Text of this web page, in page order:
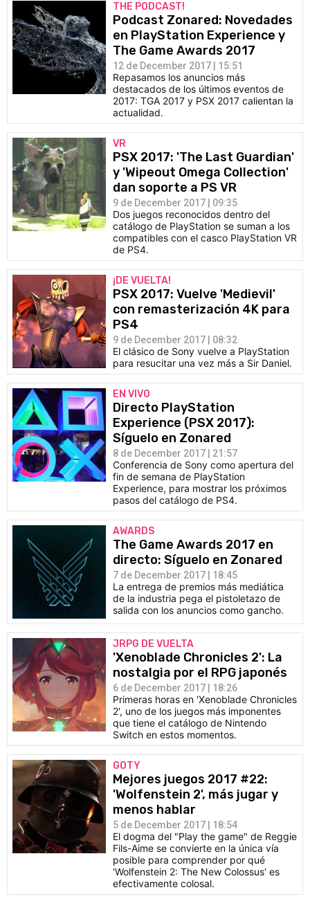
THE PODCAST!
Podcast Zonared: Novedades
en PlayStation Experience y
The Game Awards 2017
12 de December 2017 | 15:51
Repasamos los anuncios más
destacados de los últimos eventos de
2017: TGA 2017 y PSX 2017 calientan la
actualidad.
VR
PSX 2017: 'The Last Guardian'
y 'Wipeout Omega Collection'
dan soporte a PS VR
9 de December 2017 | 09:35
Dos juegos reconocidos dentro del
catálogo de PlayStation se suman a los
compatibles con el casco PlayStation VR
de PS4.
¡DE VUELTA!
PSX 2017: Vuelve 'Medievil'
con remasterización 4K para
PS4
9 de December 2017 | 08:32
El clásico de Sony vuelve a PlayStation
para resucitar una vez más a Sir Daniel.
EN VIVO
Directo PlayStation
Experience (PSX 2017):
Síguelo en Zonared
8 de December 2017 | 21:57
Conferencia de Sony como apertura del
fin de semana de PlayStation
Experience, para mostrar los próximos
pasos del catálogo de PS4.
AWARDS
The Game Awards 2017 en
directo: Síguelo en Zonared
7 de December 2017 | 18:45
La entrega de premios más mediática
de la industria pega el pistoletazo de
salida con los anuncios como gancho.
JRPG DE VUELTA
'Xenoblade Chronicles 2': La
nostalgia por el RPG japonés
6 de December 2017 | 18:26
Primeras horas en 'Xenoblade Chronicles
2', uno de los juegos más imponentes
que tiene el catálogo de Nintendo
Switch en estos momentos.
GOTY
Mejores juegos 2017 #22:
'Wolfenstein 2', más jugar y
menos hablar
5 de December 2017 | 18:54
El dogma del "Play the game" de Reggie
Fils-Aime se convierte en la única vía
posible para comprender por qué
'Wolfenstein 2: The New Colossus' es
efectivamente colosal.